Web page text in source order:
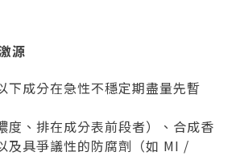
源
下成分在急性不穩定期盡量先暫
度、排在成分表前段者）、合成香
及具爭議性的防腐劑（如 MI /